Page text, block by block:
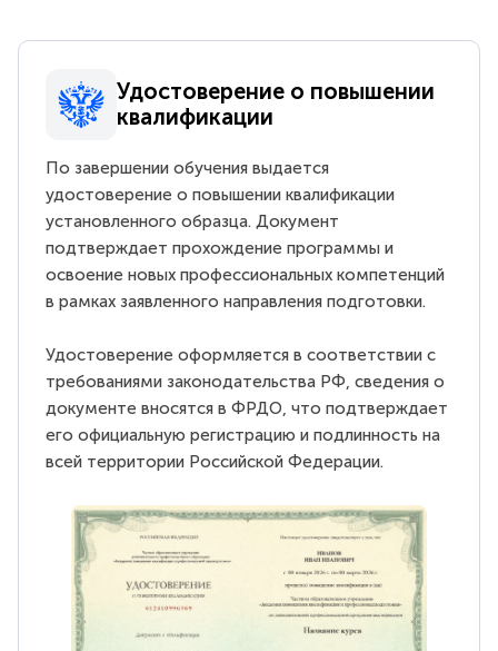
Удостоверение о повышении
квалификации
По завершении обучения выдается
удостоверение о повышении квалификации
установленного образца. Документ
подтверждает прохождение программы и
освоение новых профессиональных компетенций
в рамках заявленного направления подготовки.
Удостоверение оформляется в соответствии с
требованиями законодательства РФ, сведения о
документе вносятся в ФРДО, что подтверждает
его официальную регистрацию и подлинность на
всей территории Российской Федерации.